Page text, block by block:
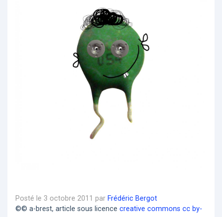
Posté le 3 octobre 2011 par Frédéric Bergot
©© a-brest, article sous licence creative commons cc by-